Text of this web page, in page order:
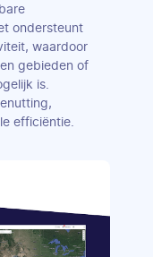
ondersteunt
waardoor
gebieden of
is.
efficiëntie.